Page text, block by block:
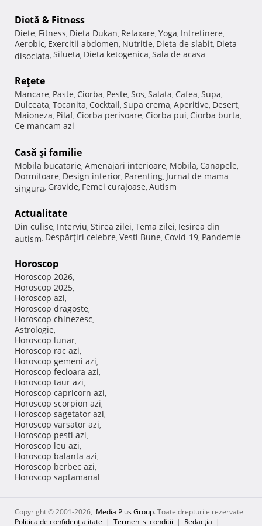
Dietă & Fitness
Diete, Fitness, Dieta Dukan, Relaxare, Yoga, Intretinere,
Aerobic, Exercitii abdomen, Nutritie, Dieta de slabit, Dieta
disociata, Silueta, Dieta ketogenica, Sala de acasa
Reţete
Mancare, Paste, Ciorba, Peste, Sos, Salata, Cafea, Supa,
Dulceata, Tocanita, Cocktail, Supa crema, Aperitive, Desert,
Maioneza, Pilaf, Ciorba perisoare, Ciorba pui, Ciorba burta,
Ce mancam azi
Casă şi familie
Mobila bucatarie, Amenajari interioare, Mobila, Canapele,
Dormitoare, Design interior, Parenting, Jurnal de mama
singura, Gravide, Femei curajoase, Autism
Actualitate
Din culise, Interviu, Stirea zilei, Tema zilei, Iesirea din
autism, Despărţiri celebre, Vesti Bune, Covid-19, Pandemie
Horoscop
Horoscop 2026,
Horoscop 2025,
Horoscop azi,
Horoscop dragoste,
Horoscop chinezesc,
Astrologie,
Horoscop lunar,
Horoscop rac azi,
Horoscop gemeni azi,
Horoscop fecioara azi,
Horoscop taur azi,
Horoscop capricorn azi,
Horoscop scorpion azi,
Horoscop sagetator azi,
Horoscop varsator azi,
Horoscop pesti azi,
Horoscop leu azi,
Horoscop balanta azi,
Horoscop berbec azi,
Horoscop saptamanal
Copyright © 2001-2026, iMedia Plus Group. Toate drepturile rezervate
Politica de confidențialitate | Termeni si conditii | Redacţia |